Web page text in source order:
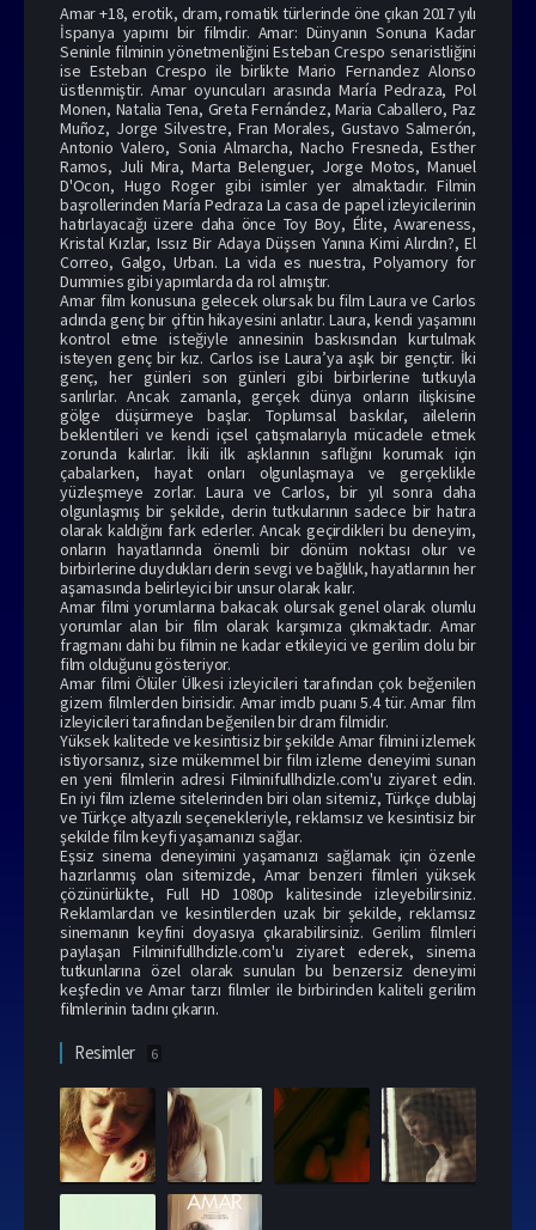
Amar +18, erotik, dram, romatik türlerinde öne çıkan 2017 yılı
İspanya yapımı bir filmdir. Amar: Dünyanın Sonuna Kadar
Seninle filminin yönetmenliğini Esteban Crespo senaristliğini
ise Esteban Crespo ile birlikte Mario Fernandez Alonso
üstlenmiştir. Amar oyuncuları arasında María Pedraza, Pol
Monen, Natalia Tena, Greta Fernández, Maria Caballero, Paz
Muñoz, Jorge Silvestre, Fran Morales, Gustavo Salmerón,
Antonio Valero, Sonia Almarcha, Nacho Fresneda, Esther
Ramos, Juli Mira, Marta Belenguer, Jorge Motos, Manuel
D'Ocon, Hugo Roger gibi isimler yer almaktadır. Filmin
başrollerinden María Pedraza La casa de papel izleyicilerinin
hatırlayacağı üzere daha önce Toy Boy, Élite, Awareness,
Kristal Kızlar, Issız Bir Adaya Düşsen Yanına Kimi Alırdın?, El
Correo, Galgo, Urban. La vida es nuestra, Polyamory for
Dummies gibi yapımlarda da rol almıştır.
Amar film konusuna gelecek olursak bu film Laura ve Carlos
adında genç bir çiftin hikayesini anlatır. Laura, kendi yaşamını
kontrol etme isteğiyle annesinin baskısından kurtulmak
isteyen genç bir kız. Carlos ise Laura’ya aşık bir gençtir. İki
genç, her günleri son günleri gibi birbirlerine tutkuyla
sarılırlar. Ancak zamanla, gerçek dünya onların ilişkisine
gölge düşürmeye başlar. Toplumsal baskılar, ailelerin
beklentileri ve kendi içsel çatışmalarıyla mücadele etmek
zorunda kalırlar. İkili ilk aşklarının saflığını korumak için
çabalarken, hayat onları olgunlaşmaya ve gerçeklikle
yüzleşmeye zorlar. Laura ve Carlos, bir yıl sonra daha
olgunlaşmış bir şekilde, derin tutkularının sadece bir hatıra
olarak kaldığını fark ederler. Ancak geçirdikleri bu deneyim,
onların hayatlarında önemli bir dönüm noktası olur ve
birbirlerine duydukları derin sevgi ve bağlılık, hayatlarının her
aşamasında belirleyici bir unsur olarak kalır.
Amar filmi yorumlarına bakacak olursak genel olarak olumlu
yorumlar alan bir film olarak karşımıza çıkmaktadır. Amar
fragmanı dahi bu filmin ne kadar etkileyici ve gerilim dolu bir
film olduğunu gösteriyor.
Amar filmi Ölüler Ülkesi izleyicileri tarafından çok beğenilen
gizem filmlerden birisidir. Amar imdb puanı 5.4 tür. Amar film
izleyicileri tarafından beğenilen bir dram filmidir.
Yüksek kalitede ve kesintisiz bir şekilde Amar filmini izlemek
istiyorsanız, size mükemmel bir film izleme deneyimi sunan
en yeni filmlerin adresi Filminifullhdizle.com'u ziyaret edin.
En iyi film izleme sitelerinden biri olan sitemiz, Türkçe dublaj
ve Türkçe altyazılı seçenekleriyle, reklamsız ve kesintisiz bir
şekilde film keyfi yaşamanızı sağlar.
Eşsiz sinema deneyimini yaşamanızı sağlamak için özenle
hazırlanmış olan sitemizde, Amar benzeri filmleri yüksek
çözünürlükte, Full HD 1080p kalitesinde izleyebilirsiniz.
Reklamlardan ve kesintilerden uzak bir şekilde, reklamsız
sinemanın keyfini doyasıya çıkarabilirsiniz. Gerilim filmleri
paylaşan Filminifullhdizle.com'u ziyaret ederek, sinema
tutkunlarına özel olarak sunulan bu benzersiz deneyimi
keşfedin ve Amar tarzı filmler ile birbirinden kaliteli gerilim
filmlerinin tadını çıkarın.
Resimler 6